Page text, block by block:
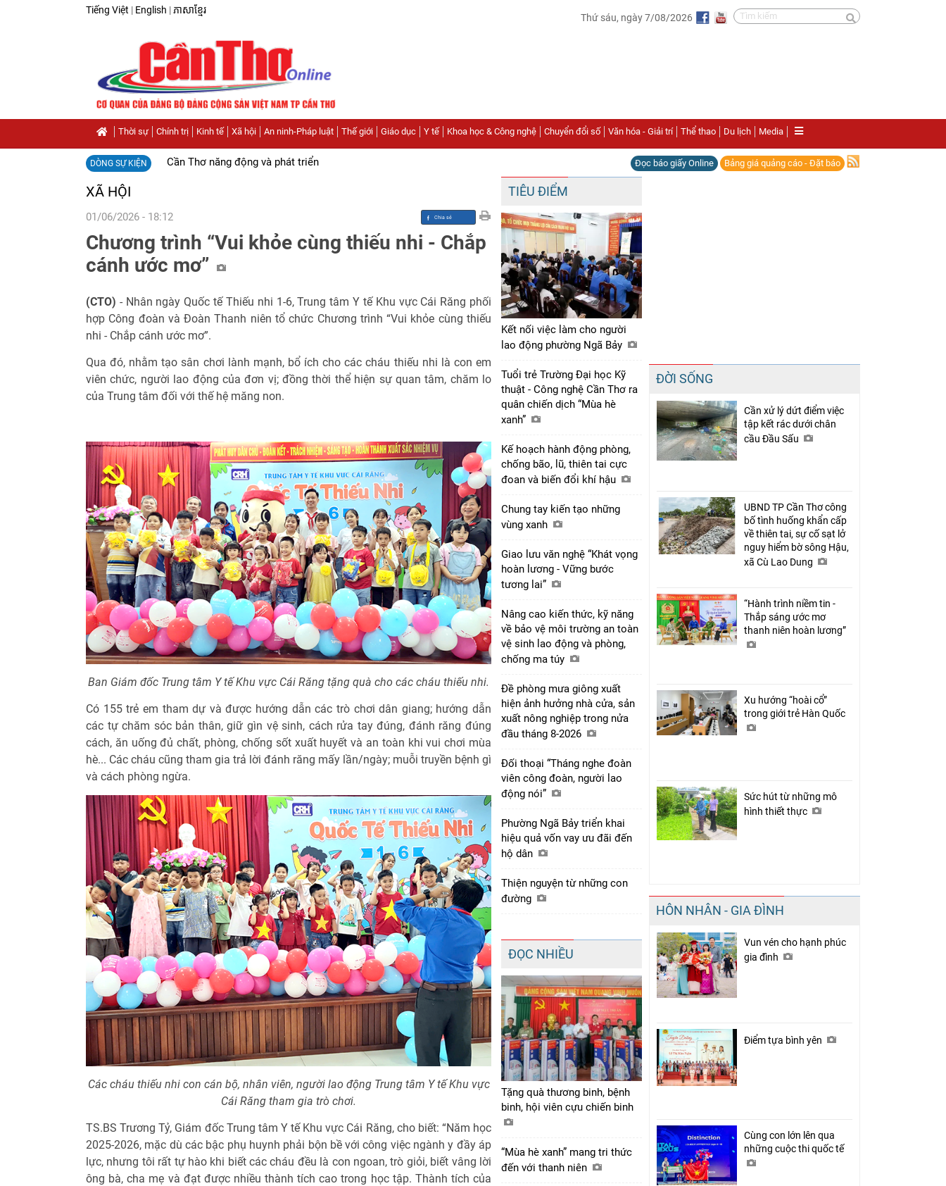
Tiếng Việt | English | ភាសាខ្មែរ
Thứ sáu, ngày 7/08/2026
Thời sự Chính trị Kinh tế Xã hội An ninh-Pháp luật Thế giới Giáo dục Y tế Khoa học & Công nghệ Chuyển đổi số Văn hóa - Giải trí Thể thao Du lịch Media
DÒNG SỰ KIỆN Cần Thơ năng động và phát triển Đọc báo giấy Online Bảng giá quảng cáo - Đặt báo
XÃ HỘI
01/06/2026 - 18:12
Chia sẻ
Facebook
Chương trình “Vui khỏe cùng thiếu nhi - Chắp
cánh ước mơ”
(CTO) - Nhân ngày Quốc tế Thiếu nhi 1-6, Trung tâm Y tế Khu vực Cái Răng phối
hợp Công đoàn và Đoàn Thanh niên tổ chức Chương trình “Vui khỏe cùng thiếu
nhi - Chắp cánh ước mơ”.
Qua đó, nhằm tạo sân chơi lành mạnh, bổ ích cho các cháu thiếu nhi là con em
viên chức, người lao động của đơn vị; đồng thời thể hiện sự quan tâm, chăm lo
của Trung tâm đối với thế hệ măng non.
Ban Giám đốc Trung tâm Y tế Khu vực Cái Răng tặng quà cho các cháu thiếu nhi.
Có 155 trẻ em tham dự và được hướng dẫn các trò chơi dân giang; hướng dẫn
các tự chăm sóc bản thân, giữ gìn vệ sinh, cách rửa tay đúng, đánh răng đúng
cách, ăn uống đủ chất, phòng, chống sốt xuất huyết và an toàn khi vui chơi mùa
hè... Các cháu cũng tham gia trả lời đánh răng mấy lần/ngày; muỗi truyền bệnh gì
và cách phòng ngừa.
Các cháu thiếu nhi con cán bộ, nhân viên, người lao động Trung tâm Y tế Khu vực
Cái Răng tham gia trò chơi.
TS.BS Trương Tỷ, Giám đốc Trung tâm Y tế Khu vực Cái Răng, cho biết: “Năm học
2025-2026, mặc dù các bậc phụ huynh phải bộn bề với công việc ngành y đầy áp
lực, nhưng tôi rất tự hào khi biết các cháu đều là con ngoan, trò giỏi, biết vâng lời
ông bà, cha mẹ và đạt được nhiều thành tích cao trong học tập. Thành tích của
TIÊU ĐIỂM
Kết nối việc làm cho người
lao động phường Ngã Bảy
Tuổi trẻ Trường Đại học Kỹ
thuật - Công nghệ Cần Thơ ra
quân chiến dịch “Mùa hè
xanh”
Kế hoạch hành động phòng,
chống bão, lũ, thiên tai cực
đoan và biến đổi khí hậu
Chung tay kiến tạo những
vùng xanh
Giao lưu văn nghệ “Khát vọng
hoàn lương - Vững bước
tương lai”
Nâng cao kiến thức, kỹ năng
về bảo vệ môi trường an toàn
vệ sinh lao động và phòng,
chống ma túy
Đề phòng mưa giông xuất
hiện ảnh hưởng nhà cửa, sản
xuất nông nghiệp trong nửa
đầu tháng 8-2026
Đối thoại “Tháng nghe đoàn
viên công đoàn, người lao
động nói”
Phường Ngã Bảy triển khai
hiệu quả vốn vay ưu đãi đến
hộ dân
Thiện nguyện từ những con
đường
ĐỌC NHIỀU
Tặng quà thương binh, bệnh
binh, hội viên cựu chiến binh
“Mùa hè xanh” mang tri thức
đến với thanh niên
ĐỜI SỐNG
Cần xử lý dứt điểm việc
tập kết rác dưới chân
cầu Đầu Sấu
UBND TP Cần Thơ công
bố tình huống khẩn cấp
về thiên tai, sự cố sạt lở
nguy hiểm bờ sông Hậu,
xã Cù Lao Dung
“Hành trình niềm tin -
Thắp sáng ước mơ
thanh niên hoàn lương”
Xu hướng “hoài cổ”
trong giới trẻ Hàn Quốc
Sức hút từ những mô
hình thiết thực
HÔN NHÂN - GIA ĐÌNH
Vun vén cho hạnh phúc
gia đình
Điểm tựa bình yên
Cùng con lớn lên qua
những cuộc thi quốc tế